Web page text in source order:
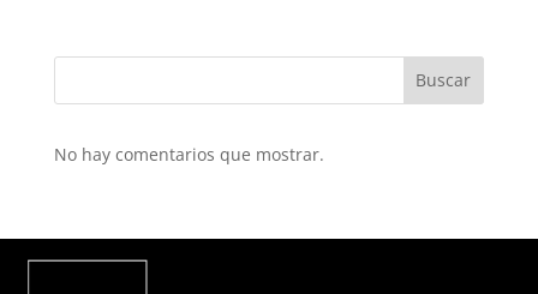
Buscar
No hay comentarios que mostrar.